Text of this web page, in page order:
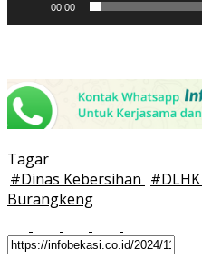
00:00
Tagar
#Dinas Kebersihan #DLHK
Burangkeng